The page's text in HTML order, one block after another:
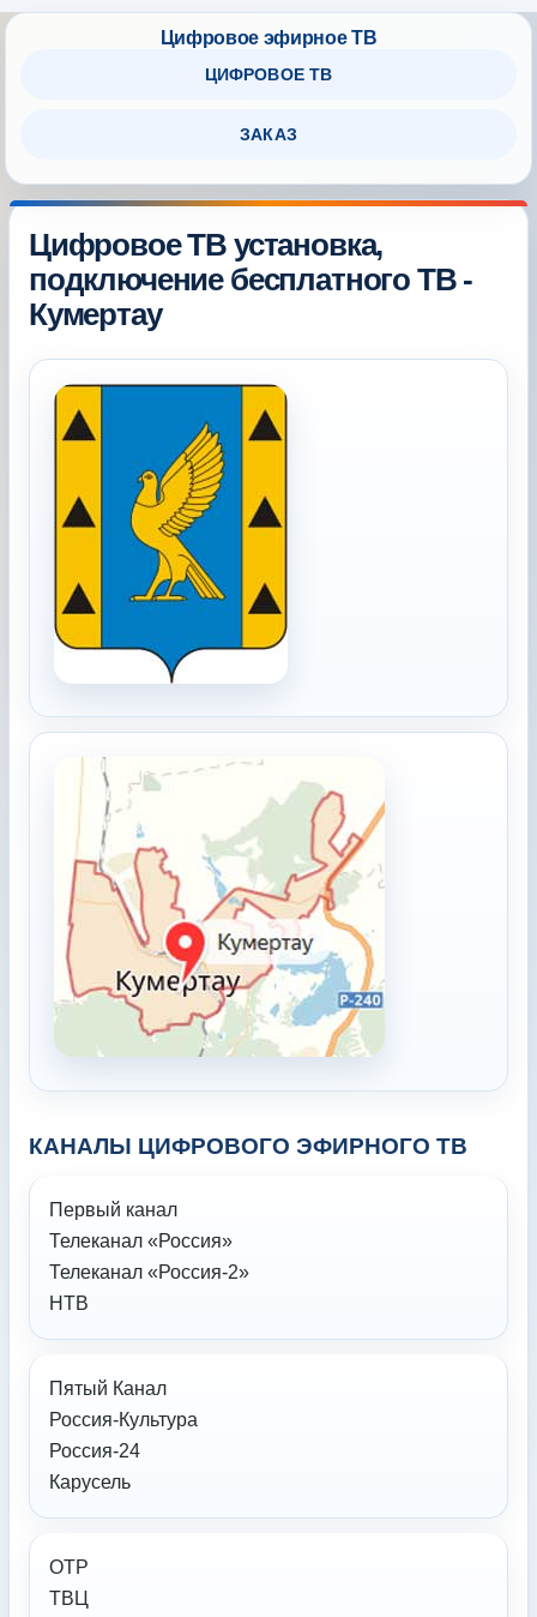
ЦИФРОВОЕ ТВ
ЗАКАЗ
Цифровое ТВ установка,
подключение бесплатного ТВ -
Кумертау
КАНАЛЫ ЦИФРОВОГО ЭФИРНОГО ТВ
Первый канал
Телеканал «Россия»
Телеканал «Россия-2»
НТВ
Пятый Канал
Россия-Культура
Россия-24
Карусель
ОТР
ТВЦ